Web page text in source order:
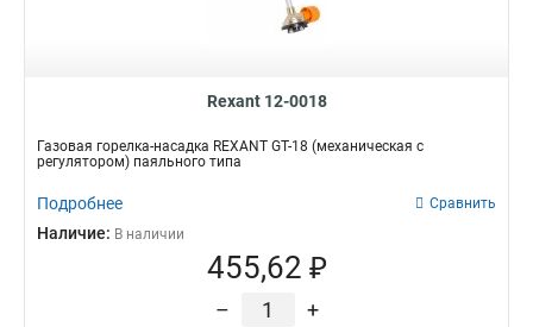
Rexant 12-0018
Газовая горелка-насадка REXANT GT-18 (механическая с
регулятором) паяльного типа
Подробнее Сравнить
Наличие: В наличии
455,62 ₽
– +